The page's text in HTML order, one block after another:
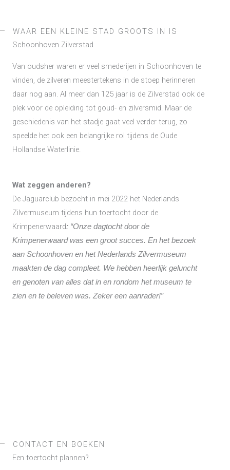
WAAR EEN KLEINE STAD GROOTS IN IS
Schoonhoven Zilverstad
Van oudsher waren er veel smederijen in Schoonhoven te
vinden, de zilveren meestertekens in de stoep herinneren
daar nog aan. Al meer dan 125 jaar is de Zilverstad ook de
plek voor de opleiding tot goud- en zilversmid. Maar de
geschiedenis van het stadje gaat veel verder terug, zo
speelde het ook een belangrijke rol tijdens de Oude
Hollandse Waterlinie.
Wat zeggen anderen?
De Jaguarclub bezocht in mei 2022 het Nederlands
Zilvermuseum tijdens hun toertocht door de
Krimpenerwaard: “Onze dagtocht door de
Krimpenerwaard was een groot succes. En het bezoek
aan Schoonhoven en het Nederlands Zilvermuseum
maakten de dag compleet. We hebben heerlijk geluncht
en genoten van alles dat in en rondom het museum te
zien en te beleven was. Zeker een aanrader!”
CONTACT EN BOEKEN
Een toertocht plannen?